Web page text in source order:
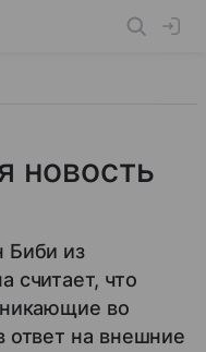
новость
Биби из
считает, что
во
ответ на внешние